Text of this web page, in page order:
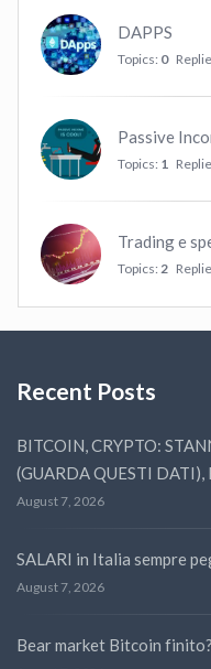
DAPPS
Topics: 0
Passive
Topics: 1
Trading e
Topics: 2
Recent Posts
BITCOIN, CRYPTO:
(GUARDA QUESTI DATI),
August 7, 2026
SALARI in Italia sempre
August 7, 2026
Bear market Bitcoin